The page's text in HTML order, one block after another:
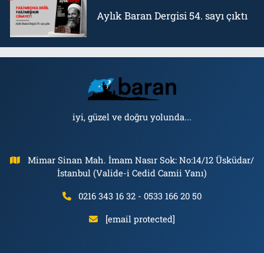
Aylık Baran Dergisi 54. sayı çıktı
iyi, güzel ve doğru yolunda...
Mimar Sinan Mah. İmam Nasır Sok: No:14/12 Üsküdar/
İstanbul (Valide-i Cedid Camii Yanı)
0216 343 16 32 - 0533 166 20 50
[email protected]